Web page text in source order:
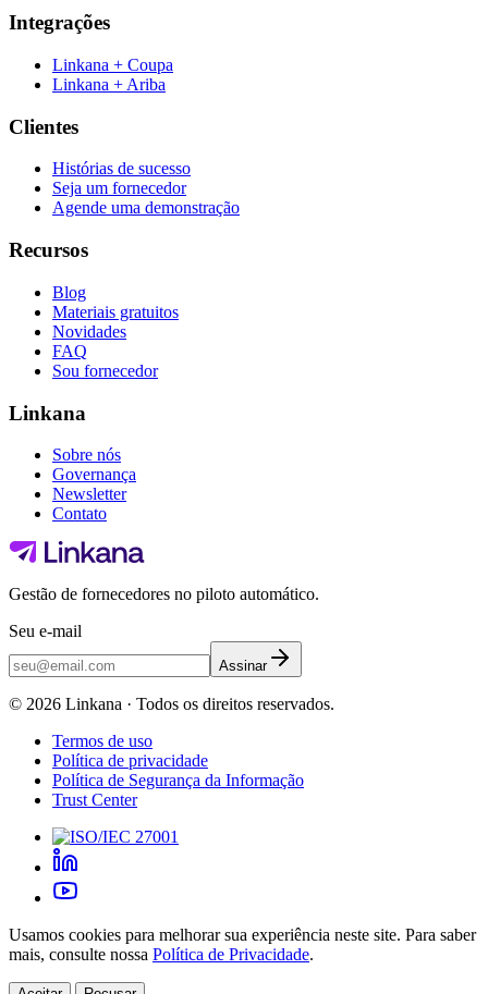
Integrações
Linkana + Coupa
Linkana + Ariba
Clientes
Histórias de sucesso
Seja um fornecedor
Agende uma demonstração
Recursos
Blog
Materiais gratuitos
Novidades
FAQ
Sou fornecedor
Linkana
Sobre nós
Governança
Newsletter
Contato
Gestão de fornecedores no piloto automático.
Seu e-mail
Assinar
© 2026 Linkana · Todos os direitos reservados.
Termos de uso
Política de privacidade
Política de Segurança da Informação
Trust Center
Usamos cookies para melhorar sua experiência neste site. Para saber
mais, consulte nossa Política de Privacidade.